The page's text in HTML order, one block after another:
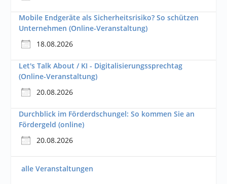
Mobile Endgeräte als Sicherheitsrisiko? So schützen
Unternehmen (Online-Veranstaltung)
18.08.2026
Let's Talk About / KI - Digitalisierungssprechtag
(Online-Veranstaltung)
20.08.2026
Durchblick im Förderdschungel: So kommen Sie an
Fördergeld (online)
20.08.2026
alle Veranstaltungen